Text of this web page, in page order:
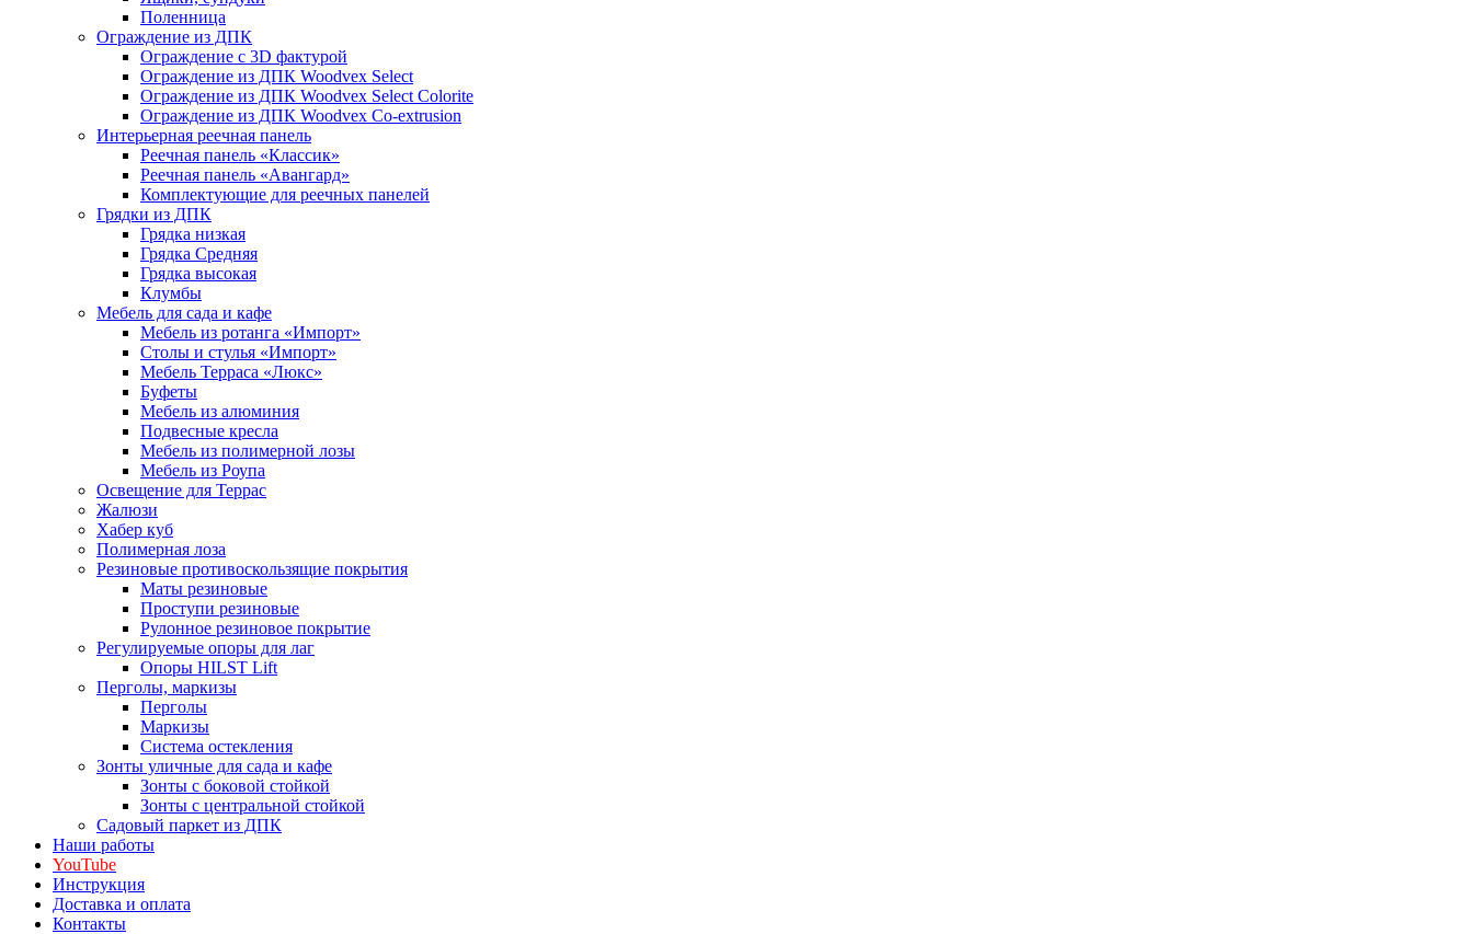
Поленница
Ограждение из ДПК
Ограждение с 3D фактурой
Ограждение из ДПК Woodvex Select
Ограждение из ДПК Woodvex Select Colorite
Ограждение из ДПК Woodvex Co-extrusion
Интерьерная реечная панель
Реечная панель «Классик»
Реечная панель «Авангард»
Комплектующие для реечных панелей
Грядки из ДПК
Грядка низкая
Грядка Средняя
Грядка высокая
Клумбы
Мебель для сада и кафе
Мебель из ротанга «Импорт»
Столы и стулья «Импорт»
Мебель Терраса «Люкс»
Буфеты
Мебель из алюминия
Подвесные кресла
Мебель из полимерной лозы
Мебель из Роупа
Освещение для Террас
Жалюзи
Хабер куб
Полимерная лоза
Резиновые противоскользящие покрытия
Маты резиновые
Проступи резиновые
Рулонное резиновое покрытие
Регулируемые опоры для лаг
Опоры HILST Lift
Перголы, маркизы
Перголы
Маркизы
Система остекления
Зонты уличные для сада и кафе
Зонты с боковой стойкой
Зонты с центральной стойкой
Садовый паркет из ДПК
Наши работы
YouTube
Инструкция
Доставка и оплата
Контакты